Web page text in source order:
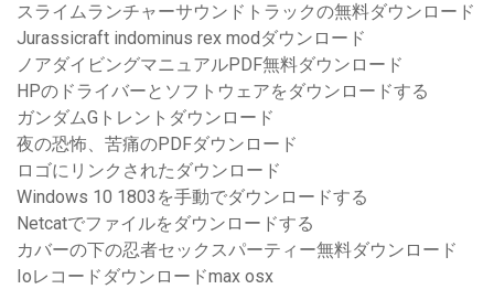
スライムランチャーサウンドトラックの無料ダウンロード
Jurassicraft indominus rex modダウンロード
ノアダイビングマニュアルPDF無料ダウンロード
HPのドライバーとソフトウェアをダウンロードする
ガンダムGトレントダウンロード
夜の恐怖、苦痛のPDFダウンロード
ロゴにリンクされたダウンロード
Windows 10 1803を手動でダウンロードする
Netcatでファイルをダウンロードする
カバーの下の忍者セックスパーティー無料ダウンロード
Ioレコードダウンロードmax osx